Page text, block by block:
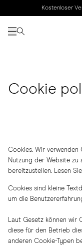
Kostenloser
Cookie
Cookies. Wir verwenden
Nutzung der Website zu
bereitzustellen. Lesen
Cookies sind kleine
um die
Laut Gesetz können wir
diese für den Betrieb
anderen Cookie-Typen